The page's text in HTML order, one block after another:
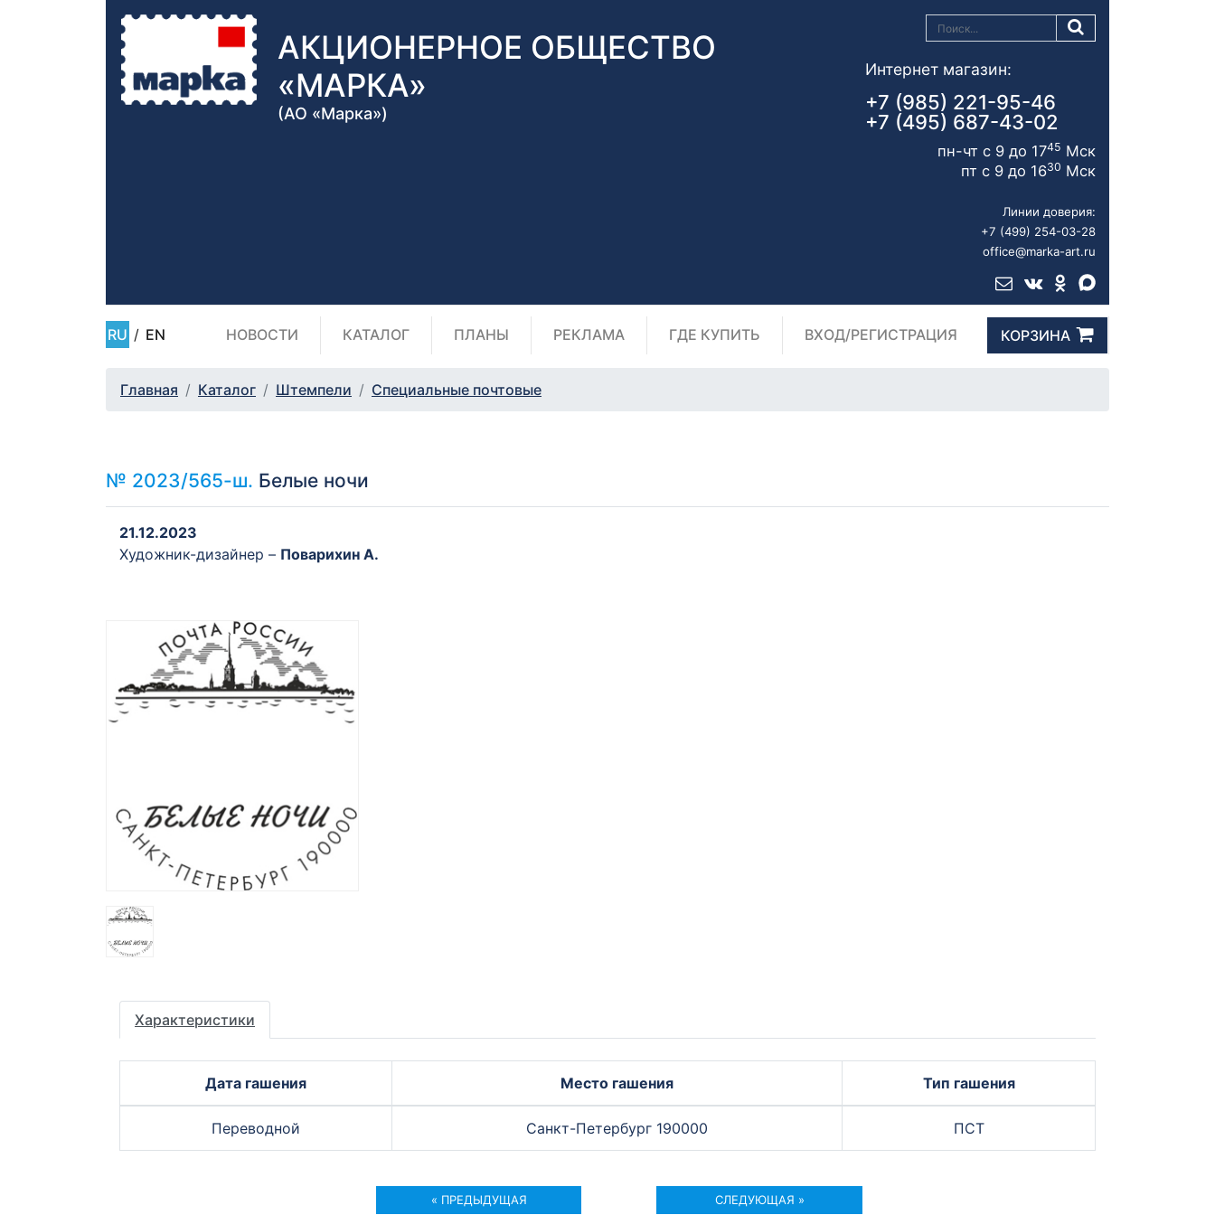
АКЦИОНЕРНОЕ ОБЩЕСТВО
«МАРКА»
(АО «Марка»)
Интернет магазин:
+7 (985) 221-95-46
+7 (495) 687-43-02
пн-чт с 9 до 1745 Мск
пт с 9 до 1630 Мск
Линии доверия:
+7 (499) 254-03-28
office@marka-art.ru
RU / EN НОВОСТИ КАТАЛОГ ПЛАНЫ РЕКЛАМА ГДЕ КУПИТЬ ВХОД/РЕГИСТРАЦИЯ КОРЗИНА
Главная Каталог Штемпели Специальные почтовые
№ 2023/565-ш. Белые ночи
21.12.2023
Художник-дизайнер – Поварихин А.
Характеристики
Дата гашения Место гашения Тип гашения
Переводной Санкт-Петербург 190000 ПСТ
« ПРЕДЫДУЩАЯ СЛЕДУЮЩАЯ »